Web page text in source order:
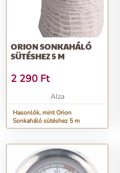
ORION SONKAHÁLÓ
SÜTÉSHEZ 5 M
2 290 Ft
Alza
Hasonlók, mint Orion
Sonkaháló sütéshez 5 m